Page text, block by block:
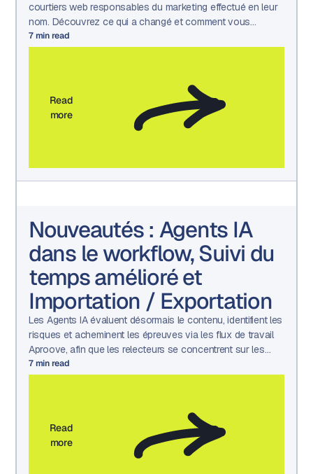
courtiers web responsables du marketing effectué en leur
nom. Découvrez ce qui a changé et comment vous
préparer.
7min read
Read
more
Nouveautés : Agents IA
dans le workflow, Suivi du
temps amélioré et
Importation / Exportation
Les Agents IA évaluent désormais le contenu, identifient les
risques et acheminent les épreuves via les flux de travail
Aproove, afin que les relecteurs se concentrent sur les
décisions qui nécessitent une intervention humaine.
7min read
Read
more